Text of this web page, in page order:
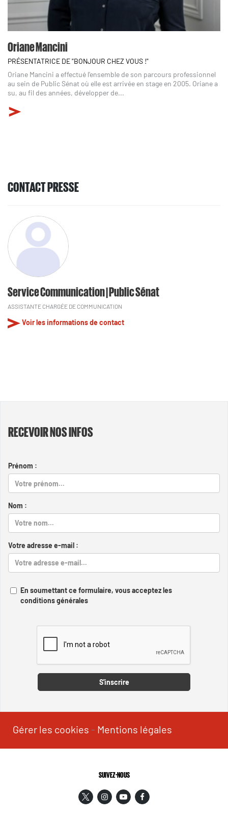
Oriane Mancini
PRÉSENTATRICE DE "BONJOUR CHEZ VOUS !"
Oriane Mancini a effectué l’ensemble de son parcours professionnel
au sein de Public Sénat où elle est arrivée en stage en 2005. Oriane a
su, au fil des années, développer de...
CONTACT PRESSE
Service Communication | Public Sénat
ASSISTANTE CHARGÉE DE COMMUNICATION
Voir les informations de contact
RECEVOIR NOS INFOS
Prénom :
Nom :
Votre adresse e-mail :
En soumettant ce formulaire, vous acceptez les
conditions générales
S'inscrire
Gérer les cookies - Mentions légales
SUIVEZ-NOUS